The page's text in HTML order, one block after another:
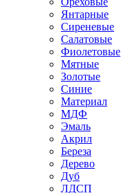
Янтарные
Сиреневые
Салатовые
Фиолетовые
Мятные
Золотые
Синие
Материал
МДФ
Эмаль
Акрил
Береза
Дерево
Дуб
ЛДСП